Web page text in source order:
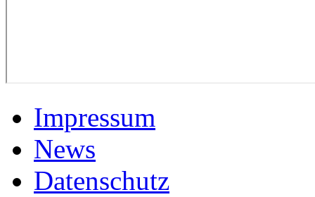
Impressum
News
Datenschutz